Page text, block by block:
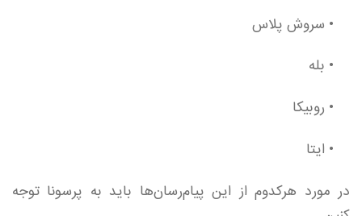
• سروش پلاس
• بله
• روبیکا
• ایتا
در مورد هرکدوم از این پیام‌رسان‌ها باید به پرسونا توجه